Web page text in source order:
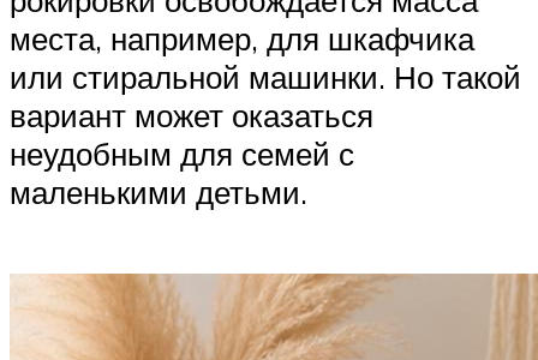
места, например, для шкафчика
или стиральной машинки. Но такой
вариант может оказаться
неудобным для семей с
маленькими детьми.